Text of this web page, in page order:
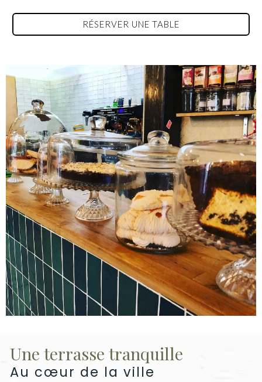
RÉSERVER UNE TABLE
Une terrasse tranquille
Au cœur de la ville